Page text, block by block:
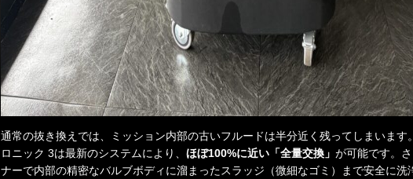
通常の抜き換えでは、ミッション内部の古いフルードは半分近く残ってしまいます
ロニック 3は最新のシステムにより、 ほぼ100%に近い「全量交換」 が可能です。
ナーで内部の精密なバルブボディに溜まったスラッジ（微細なゴミ）まで安全に洗